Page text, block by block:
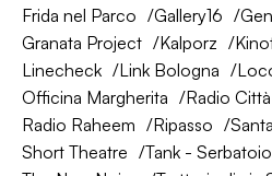
Frida nel Parco
Gallery16
Granata Project
Kalporz
Linecheck
Link Bologna
Officina Margherita
Radio
Radio Raheem
Ripasso
Short Theatre
Tank -